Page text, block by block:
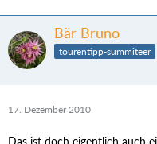
Bär Bruno
tourentipp-summiteer
17. Dezember 2010
Das ist doch eigentlich auch